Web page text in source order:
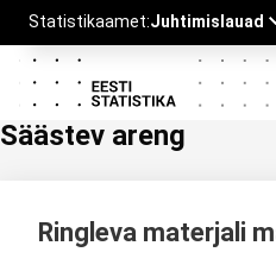
Säästev areng
Ringleva materjali